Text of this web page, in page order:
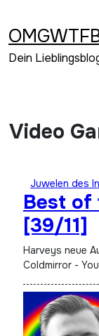
springen
Dein
Video
Juwelen des
Best
[39/11]
Harveys neue Augen - YOU FM Game Check mit
Coldmirror -